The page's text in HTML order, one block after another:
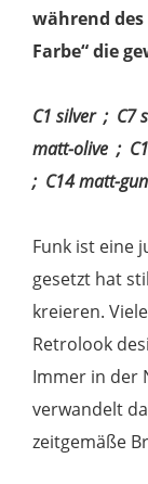
während
Farbe“ die
C1 silver ; C7
matt-olive ;
; C14 matt-
Funk ist eine
gesetzt hat
kreieren.
Retrolook
Immer in der
verwandelt
zeitgemäße